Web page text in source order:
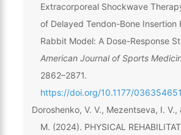
Extracorporeal Shockwave
of Delayed Tendon-Bone Insertion
Rabbit Model: A Dose-Response
American Journal of Sports
2862–2871.
https://doi.org/10.1177/
Doroshenko, V. V., Mezentseva, I. V.,
M. (2024). PHYSICAL